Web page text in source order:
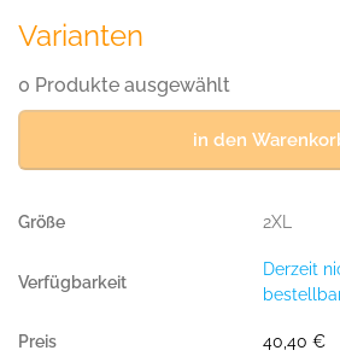
Varianten
0 Produkte ausgewählt
in den
2XL
Derzeit
40,40 €